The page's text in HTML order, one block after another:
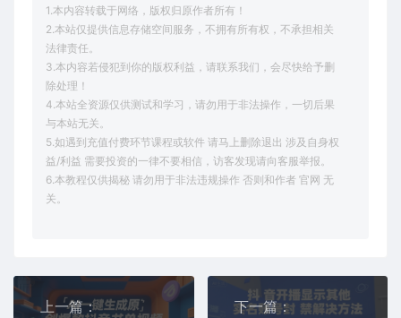
1.本内容转载于网络，版权归原作者所有！
2.本站仅提供信息存储空间服务，不拥有所有权，不承担相关
法律责任。
3.本内容若侵犯到你的版权利益，请联系我们，会尽快给予删
除处理！
4.本站全资源仅供测试和学习，请勿用于非法操作，一切后果
与本站无关。
5.如遇到充值付费环节课程或软件 请马上删除退出 涉及自身权
益/利益 需要投资的一律不要相信，访客发现请向客服举报。
6.本教程仅供揭秘 请勿用于非法违规操作 否则和作者 官网 无
关。
上一篇：
下一篇：